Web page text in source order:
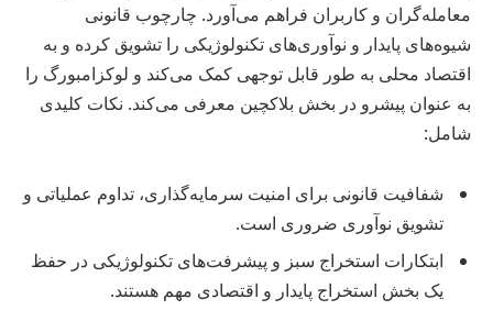
معامله‌گران و کاربران فراهم می‌آورد. چارچوب قانونی
شیوه‌های پایدار و نوآوری‌های تکنولوژیکی را تشویق کرده و به
اقتصاد محلی به طور قابل توجهی کمک می‌کند و لوکزامبورگ را
به عنوان پیشرو در بخش بلاکچین معرفی می‌کند. نکات کلیدی
شامل:
شفافیت قانونی برای امنیت سرمایه‌گذاری، تداوم عملیاتی و
تشویق نوآوری ضروری است.
ابتکارات استخراج سبز و پیشرفت‌های تکنولوژیکی در حفظ
یک بخش استخراج پایدار و اقتصادی مهم هستند.